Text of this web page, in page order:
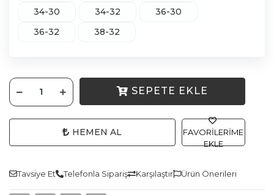
34-30
34-32
36-30
36-32
38-32
SEPETE EKLE
HEMEN AL
FAVORILERIME
EKLE
Tavsiye Et Telefonla Sipariş Karşılaştır Ürün Önerileri